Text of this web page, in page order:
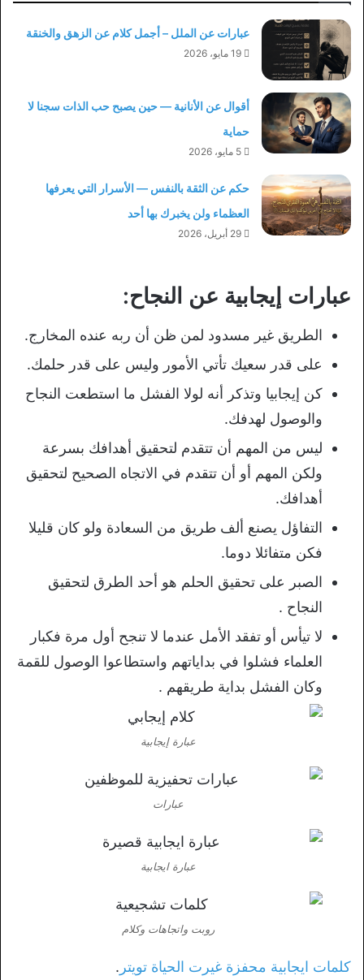
عبارات عن الملل – أجمل كلام عن الزهق والخنقة
19 مايو، 2026
أقوال عن الأنانية — حين يصبح حب الذات سجنا لا
حماية
5 مايو، 2026
حكم عن الثقة بالنفس — الأسرار التي يعرفها
العظماء ولن يخبرك بها أحد
29 أبريل، 2026
عبارات إيجابية عن النجاح:
الطريق غير مسدود لمن ظن أن ربه عنده المخارج.
على قدر سعيك تأتي الأمور وليس على قدر حلمك.
كن إيجابيا وتذكر أنه لولا الفشل ما استطعت النجاح
والوصول لهدفك.
ليس من المهم أن تتقدم لتحقيق أهدافك بسرعة
ولكن المهم أو أن تتقدم في الاتجاه الصحيح لتحقيق
أهدافك.
التفاؤل يصنع ألف طريق من السعادة ولو كان قليلا
فكن متفائلا دوما.
الصبر على تحقيق الحلم هو أحد الطرق لتحقيق
النجاح .
لا تيأس أو تفقد الأمل عندما لا تنجح أول مرة فكبار
العلماء فشلوا في بداياتهم واستطاعوا الوصول للقمة
وكان الفشل بداية طريقهم .
عبارة إيجابية
عبارات
عبارة ايجابية
روبت واتجاهات وكلام
كلمات ايجابية محفزة غيرت الحياة تويتر .